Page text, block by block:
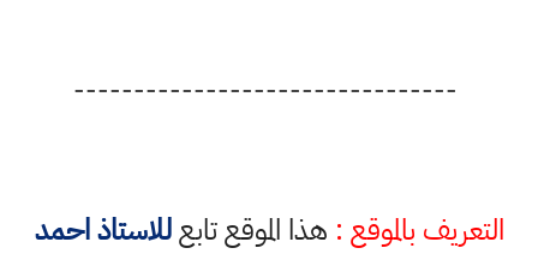
--------------------------------
التعريف بالموقع : هذا الموقع تابعللاستاذ احمد